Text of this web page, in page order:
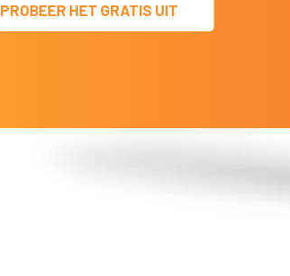
PROBEER HET GRATIS UIT